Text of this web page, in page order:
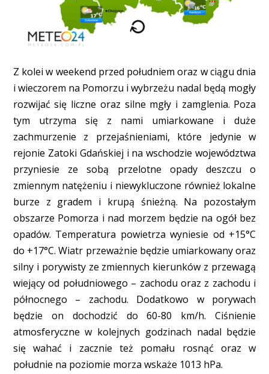
Z kolei w weekend przed południem oraz w ciągu dnia
i wieczorem na Pomorzu i wybrzeżu nadal będą mogły
rozwijać się liczne oraz silne mgły i zamglenia. Poza
tym utrzyma się z nami umiarkowane i duże
zachmurzenie z przejaśnieniami, które jedynie w
rejonie Zatoki Gdańskiej i na wschodzie województwa
przyniesie ze sobą przelotne opady deszczu o
zmiennym natężeniu i niewykluczone również lokalne
burze z gradem i krupą śnieżną. Na pozostałym
obszarze Pomorza i nad morzem będzie na ogół bez
opadów. Temperatura powietrza wyniesie od +15°C
do +17°C. Wiatr przeważnie będzie umiarkowany oraz
silny i porywisty ze zmiennych kierunków z przewagą
wiejący od południowego – zachodu oraz z zachodu i
północnego – zachodu. Dodatkowo w porywach
będzie on dochodzić do 60-80 km/h. Ciśnienie
atmosferyczne w kolejnych godzinach nadal będzie
się wahać i zacznie też pomału rosnąć oraz w
południe na poziomie morza wskaże 1013 hPa.